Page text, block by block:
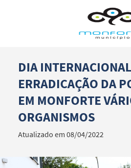
Termo de Pesquisa
Categorias gerais
DIA
ERRADICAÇÃO DA
EM MONFORTE
ORGANISMOS
Atualizado em 08/04/2022